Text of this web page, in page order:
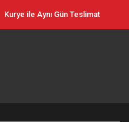
Kurye ile Aynı Gün Teslimat